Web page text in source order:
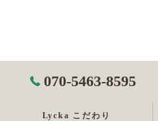
070-5463-8595
Lycka こだわり